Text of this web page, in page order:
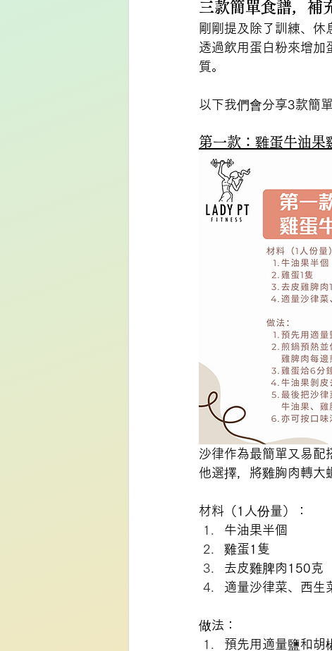
三款簡單食譜，補
剛剛提及除了訓練、
透過飲用蛋白粉來增加
質。
以下我們會分享3款簡
第一款：雞蛋牛油果
沙律作為最簡單又易配
他選擇，將雞胸肉轉大
材料（1人份量）：
牛油果半個
雞蛋1隻
去皮雞脾肉150克
適量沙律菜、西生
做法：
預先用適量鹽和胡